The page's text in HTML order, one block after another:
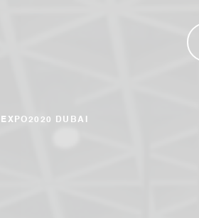
EXPO2020 DUBAI